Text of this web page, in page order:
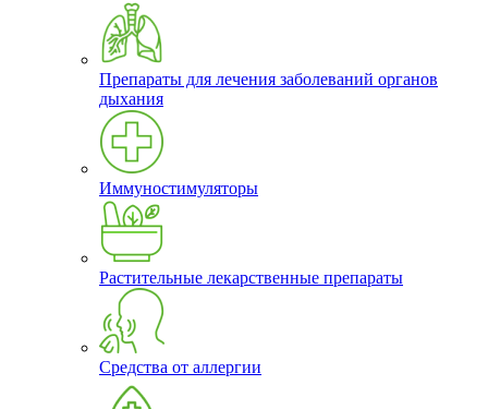
Препараты для лечения заболеваний органов
дыхания
Иммуностимуляторы
Растительные лекарственные препараты
Средства от аллергии